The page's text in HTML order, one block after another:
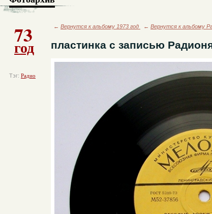
73
год
Тэг: Радио
← Вернутся к альбому 1973 год ← Вернутся к альбому
пластинка с записью